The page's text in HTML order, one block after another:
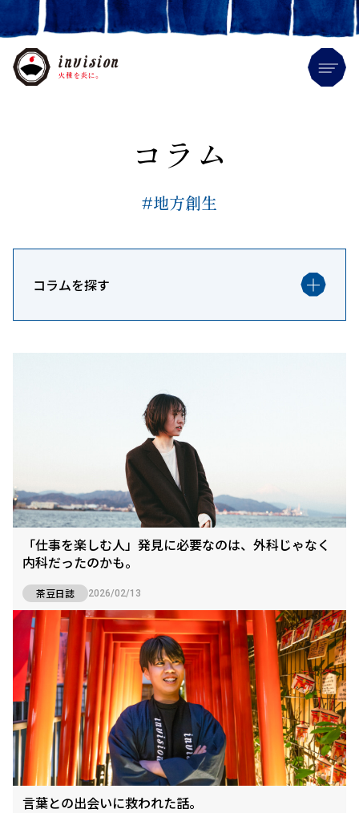
コラム
#地方創生
コラムを探す
「仕事を楽しむ人」発見に必要なのは、外科じゃなく
内科だったのかも。
茶豆日誌 2026/02/13
言葉との出会いに救われた話。